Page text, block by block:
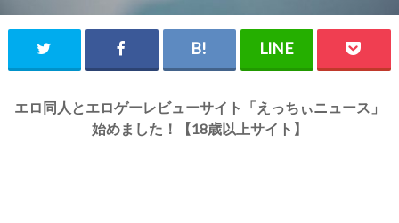
エロ同人とエロゲーレビューサイト「えっちぃニュース」
始めました！【18歳以上サイト】